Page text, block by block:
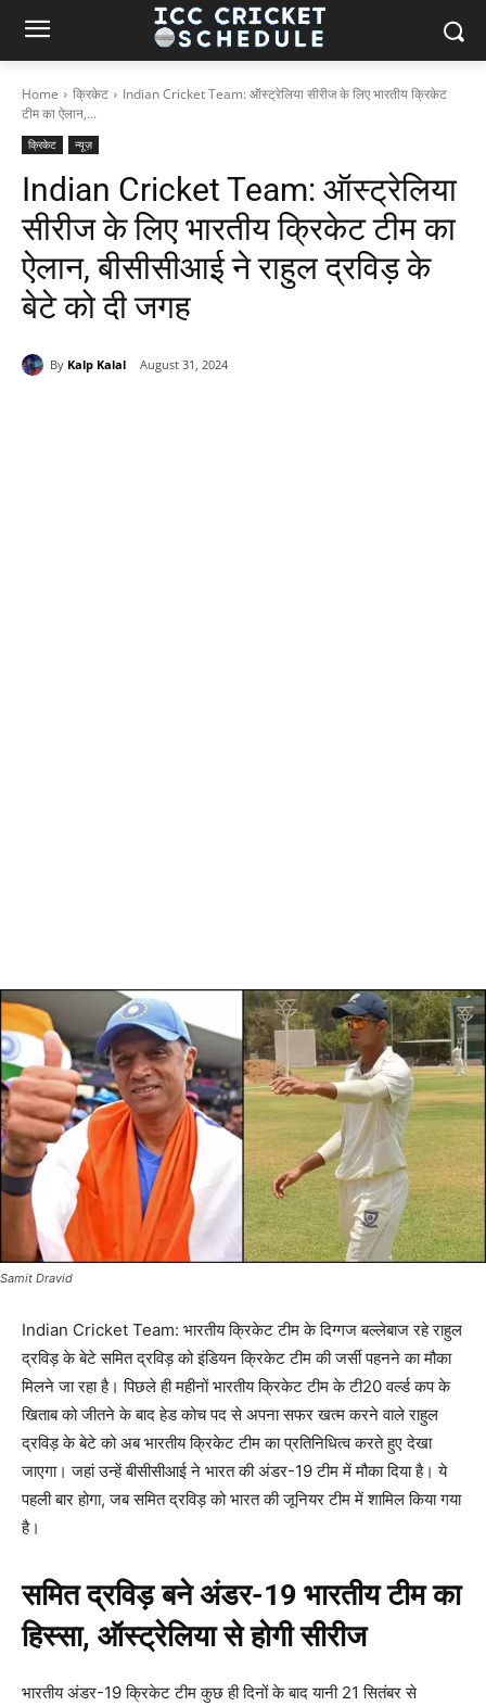
Home क्रिकेट
Indian Cricket Team: ऑस्ट्रेलिया सीरीज के लिए भारतीय क्रिकेट
टीम का ऐलान,...
क्रिकेट न्यूज़
Indian Cricket Team: ऑस्ट्रेलिया
सीरीज के लिए भारतीय क्रिकेट टीम का
ऐलान, बीसीसीआई ने राहुल द्रविड़ के
बेटे को दी जगह
By Kalp Kalal August 31, 2024
Samit Dravid
Indian Cricket Team: भारतीय क्रिकेट टीम के दिग्गज बल्लेबाज रहे राहुल
द्रविड़ के बेटे समित द्रविड़ को इंडियन क्रिकेट टीम की जर्सी पहनने का मौका
मिलने जा रहा है। पिछले ही महीनों भारतीय क्रिकेट टीम के टी20 वर्ल्ड कप के
खिताब को जीतने के बाद हेड कोच पद से अपना सफर खत्म करने वाले राहुल
द्रविड़ के बेटे को अब भारतीय क्रिकेट टीम का प्रतिनिधित्व करते हुए देखा
जाएगा। जहां उन्हें बीसीसीआई ने भारत की अंडर-19 टीम में मौका दिया है। ये
पहली बार होगा, जब समित द्रविड़ को भारत की जूनियर टीम में शामिल किया गया
है।
समित द्रविड़ बने अंडर-19 भारतीय टीम का
हिस्सा, ऑस्ट्रेलिया से होगी सीरीज
भारतीय अंडर-19 क्रिकेट टीम कुछ ही दिनों के बाद यानी 21 सितंबर से